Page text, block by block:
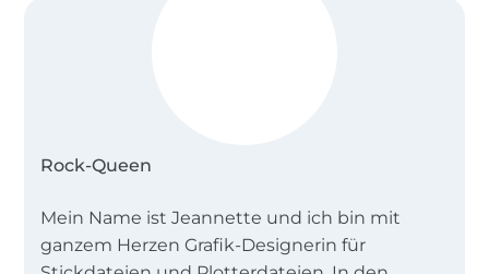
Rock-Queen
Mein Name ist Jeannette und ich bin mit
ganzem Herzen Grafik-Designerin für